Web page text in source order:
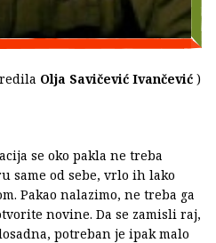
Olja Savičević Ivančević )
se oko pakla ne treba
same od sebe, vrlo ih lako
Pakao nalazimo, ne treba ga
novine. Da se zamisli raj,
potreban je ipak malo